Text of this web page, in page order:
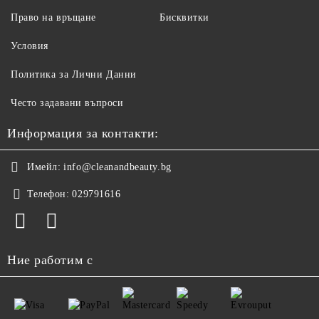
Търсете формули без парфюм и с ниско pH. При екзема или
но не лекува.
Пяната не е мярка за почистване. Формулите без сулфати пенят
Право на връщане
Условия
Политика за Лични Данни
Често задавани въпроси
Бисквитки
Информация за контакти:
Имейл: info@cleanandbeauty.bg
Телефон: 029791616
Ние работим с